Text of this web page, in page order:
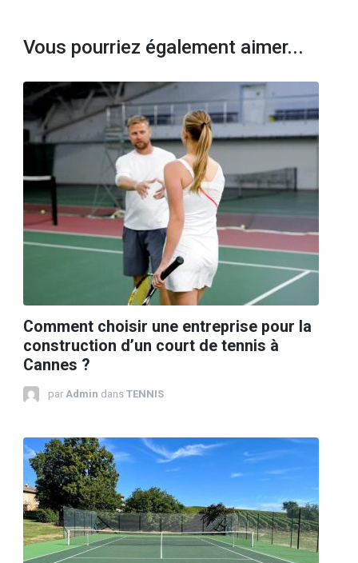
Vous pourriez également aimer...
Comment choisir une entreprise pour la
construction d’un court de tennis à
Cannes ?
par Admin dans TENNIS